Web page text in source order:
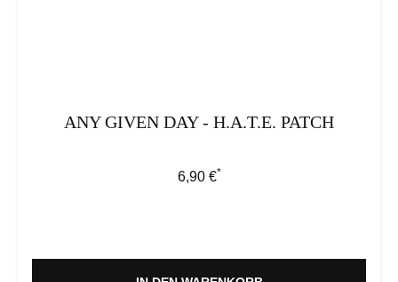
ANY GIVEN DAY - H.A.T.E. PATCH
Regulärer Preis:
6,90 €*